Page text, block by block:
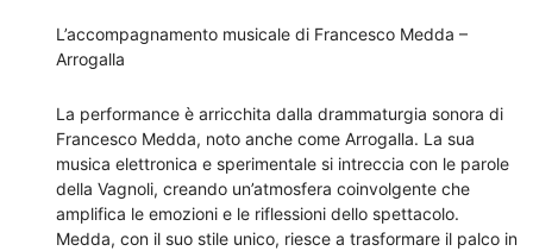
L’accompagnamento musicale di Francesco Medda –
Arrogalla
La performance è arricchita dalla drammaturgia sonora di
Francesco Medda, noto anche come Arrogalla. La sua
musica elettronica e sperimentale si intreccia con le parole
della Vagnoli, creando un’atmosfera coinvolgente che
amplifica le emozioni e le riflessioni dello spettacolo.
Medda, con il suo stile unico, riesce a trasformare il palco in